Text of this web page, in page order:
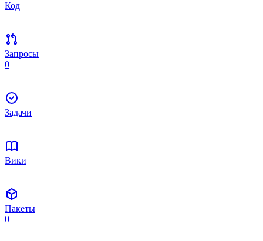
Код
Запросы
0
Задачи
Вики
Пакеты
0